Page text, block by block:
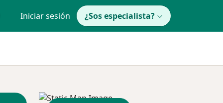
Iniciar sesión ¿Sos especialista?